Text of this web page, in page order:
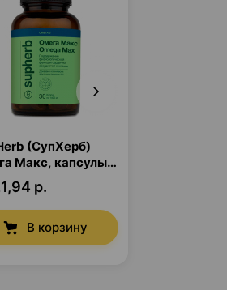
(СупХерб)
Макс, капсулы
р.
В корзину